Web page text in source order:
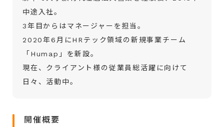
中途入社。
3年目からはマネージャーを担当。
2020年6月にHRテック領域の新規事業チーム
「Humap」を新設。
現在、クライアント様の従業員総活躍に向けて
日々、活動中。
開催概要